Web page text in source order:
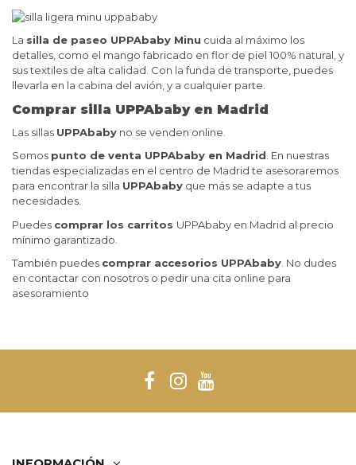
La silla de paseo UPPAbaby Minu cuida al máximo los
detalles, como el mango fabricado en flor de piel 100% natural, y
sus textiles de alta calidad. Con la funda de transporte, puedes
llevarla en la cabina del avión, y a cualquier parte.
Comprar silla UPPAbaby en Madrid
Las sillas UPPAbaby no se venden online.
Somos punto de venta UPPAbaby en Madrid. En nuestras
tiendas especializadas en el centro de Madrid te asesoraremos
para encontrar la silla UPPAbaby que más se adapte a tus
necesidades.
Puedes comprar los carritos UPPAbaby en Madrid al precio
mínimo garantizado.
También puedes comprar accesorios UPPAbaby . No dudes
en contactar con nosotros o pedir una cita online para
asesoramiento